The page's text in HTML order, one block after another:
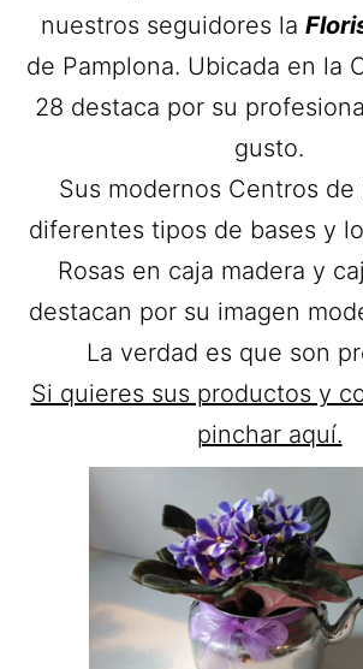
nuestros seguidores la
de Pamplona. Ubicada en la
28 destaca por su
gusto.
Sus modernos Centros de
diferentes tipos de bases y
Rosas en caja madera y
destacan por su imagen
La verdad es que son
Si quieres sus productos y
pinchar aquí.